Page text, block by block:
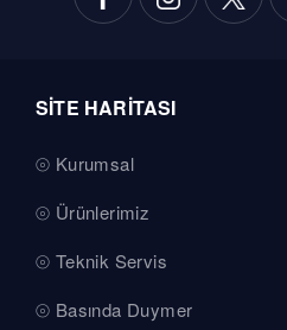
SİTE HARİTASI
Kurumsal
Ürünlerimiz
Teknik Servis
Basında Duymer